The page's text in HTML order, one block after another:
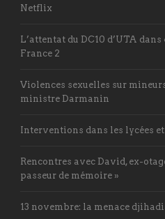
Netflix
L’attentat du DC10 d’UTA
France 2
Violences sexuelles sur
ministre Darmanin
Interventions dans les lycées
Rencontres avec David, ex-
passeur de mémoire »
13 novembre: la menace